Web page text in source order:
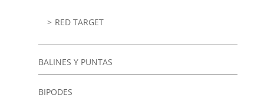
RED TARGET
BALINES Y PUNTAS
BIPODES